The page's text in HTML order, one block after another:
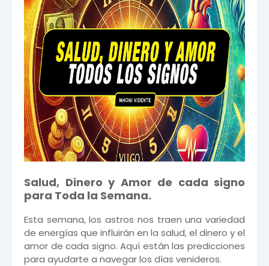
Salud, Dinero y Amor de cada signo
para Toda la Semana.
Esta semana, los astros nos traen una variedad
de energías que influirán en la salud, el dinero y el
amor de cada signo. Aquí están las predicciones
para ayudarte a navegar los días venideros.